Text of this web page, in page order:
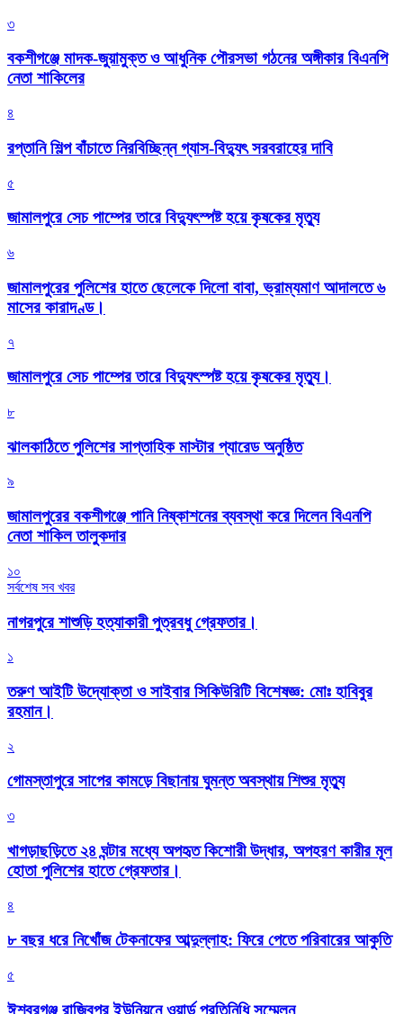
৩
বকশীগঞ্জে মাদক-জুয়ামুক্ত ও আধুনিক পৌরসভা গঠনের অঙ্গীকার বিএনপি
নেতা শাকিলের
৪
রপ্তানি শিল্প বাঁচাতে নিরবিচ্ছিন্ন গ্যাস-বিদ্যুৎ সরবরাহের দাবি
৫
জামালপুরে সেচ পাম্পের তারে বিদ্যুৎস্পষ্ট হয়ে কৃষকের মৃত্যু
৬
জামালপুরের পুলিশের হাতে ছেলেকে দিলো বাবা, ভ্রাম্যমাণ আদালতে ৬
মাসের কারাদণ্ড।
৭
জামালপুরে সেচ পাম্পের তারে বিদ্যুৎস্পষ্ট হয়ে কৃষকের মৃত্যু।
৮
‎ঝালকাঠিতে পুলিশের সাপ্তাহিক মাস্টার প্যারেড অনুষ্ঠিত
৯
জামালপুরের বকশীগঞ্জে পানি নিষ্কাশনের ব্যবস্থা করে দিলেন বিএনপি
নেতা শাকিল তালুকদার
১০
সর্বশেষ সব খবর
নাগরপুরে শাশুড়ি হত্যাকারী পুত্রবধু গ্রেফতার।
১
তরুণ আইটি উদ্যোক্তা ও সাইবার সিকিউরিটি বিশেষজ্ঞ: মোঃ হাবিবুর
রহমান।
২
গোমস্তাপুরে সাপের কামড়ে বিছানায় ঘুমন্ত অবস্থায় শিশুর মৃত্যু
৩
খাগড়াছড়িতে ২৪ ঘন্টার মধ্যে অপহৃত কিশোরী উদ্ধার, অপহরণ কারীর মূল
হোতা পুলিশের হাতে গ্রেফতার।
৪
৮ বছর ধরে নিখোঁজ টেকনাফের আব্দুল্লাহ: ফিরে পেতে পরিবারের আকুতি
৫
ঈশ্বরগঞ্জ রাজিবপুর ইউনিয়নে ওয়ার্ড প্রতিনিধি সম্মেলন